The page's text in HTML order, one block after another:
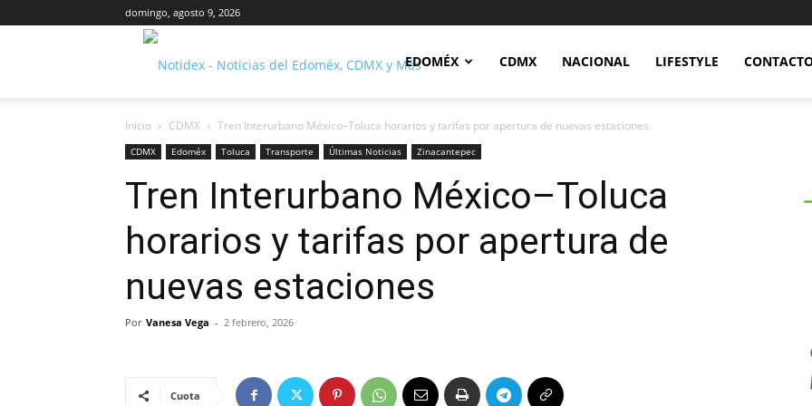
domingo, agosto 9, 2026
Notidex
EDOMÉX CDMX NACIONAL LIFESTYLE
Inicio CDMX Tren Interurbano México–Toluca horarios y tarifas por apertura de nuevas estaciones
CDMX Edoméx Toluca Transporte Últimas Noticias Zinacantepec
Tren Interurbano México–Toluca
horarios y tarifas por apertura de
nuevas estaciones
Por Vanesa Vega - 2 febrero, 2026
Cuota